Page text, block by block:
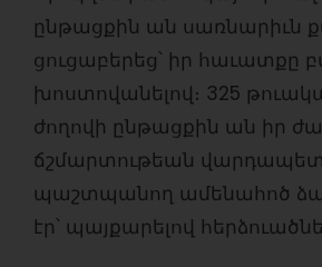
ընթացքին ան սառնարիւն
ցուցաբերեց՝ իր հաւատքը
խոստովանելով։ 325
ժողովի ընթացքին ան իր
ճշմարտութեան
պաշտպանող ամենահոծ
էր՝ պայքարելով